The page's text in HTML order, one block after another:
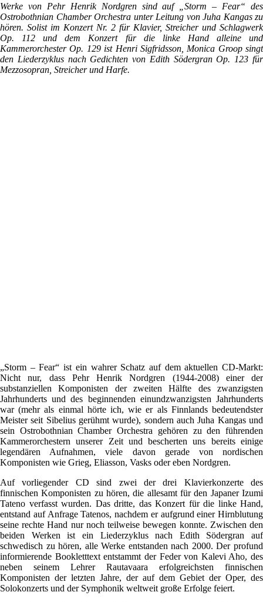
Werke von Pehr Henrik Nordgren sind auf „Storm – Fear“ des
Ostrobothnian Chamber Orchestra unter Leitung von Juha Kangas zu
hören. Solist im Konzert Nr. 2 für Klavier, Streicher und Schlagwerk
Op. 112 und dem Konzert für die linke Hand alleine und
Kammerorchester Op. 129 ist Henri Sigfridsson, Monica Groop singt
den Liederzyklus nach Gedichten von Edith Södergran Op. 123 für
Mezzosopran, Streicher und Harfe.
„Storm – Fear“ ist ein wahrer Schatz auf dem aktuellen CD-Markt:
Nicht nur, dass Pehr Henrik Nordgren (1944-2008) einer der
substanziellen Komponisten der zweiten Hälfte des zwanzigsten
Jahrhunderts und des beginnenden einundzwanzigsten Jahrhunderts
war (mehr als einmal hörte ich, wie er als Finnlands bedeutendster
Meister seit Sibelius gerühmt wurde), sondern auch Juha Kangas und
sein Ostrobothnian Chamber Orchestra gehören zu den führenden
Kammerorchestern unserer Zeit und bescherten uns bereits einige
legendären Aufnahmen, viele davon gerade von nordischen
Komponisten wie Grieg, Eliasson, Vasks oder eben Nordgren.
Auf vorliegender CD sind zwei der drei Klavierkonzerte des
finnischen Komponisten zu hören, die allesamt für den Japaner Izumi
Tateno verfasst wurden. Das dritte, das Konzert für die linke Hand,
entstand auf Anfrage Tatenos, nachdem er aufgrund einer Hirnblutung
seine rechte Hand nur noch teilweise bewegen konnte. Zwischen den
beiden Werken ist ein Liederzyklus nach Edith Södergran auf
schwedisch zu hören, alle Werke entstanden nach 2000. Der profund
informierende Bookletttext entstammt der Feder von Kalevi Aho, des
neben seinem Lehrer Rautavaara erfolgreichsten finnischen
Komponisten der letzten Jahre, der auf dem Gebiet der Oper, des
Solokonzerts und der Symphonik weltweit große Erfolge feiert.